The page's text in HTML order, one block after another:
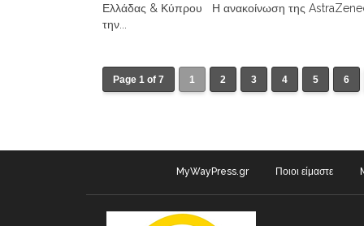
Ελλάδας & Κύπρου Η ανακοίνωση της
την...
Page 1 of 7 1 2 3 4 5 6
MyWayPress.gr Ποιοι είμαστε